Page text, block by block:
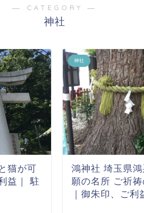
― CATEGORY ―
神社
猫が可
益｜ 駐
神社
鴻神社 埼玉県
願の名所 ご祈
｜御朱印、ご